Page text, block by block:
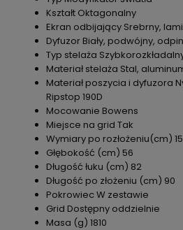
Kształt Oktagonalny
Ekran odbijający Srebrny,
Dyfuzor Biały, podwójny,
Typ stelaża
Materiał stelaża Stal,
Materiał poszycia i dyfuzora
Ripstop 190D
Mocowanie Bowens
Miejsce na grid Tak
Wymiary po rozłożeniu(cm)
Głębokość (cm) 56
Długość łuku (cm) 82
Długość po złożeniu (cm) 90
Pokrowiec W zestawie
Grid Dostępny oddzielnie
Masa (g) 1810